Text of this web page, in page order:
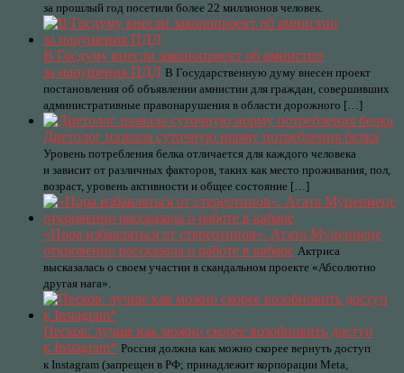
за прошлый год посетили более 22 миллионов человек.
В Госдуму внесли законопроект об амнистии
за нарушения ПДД В Государственную думу внесен проект
постановления об объявлении амнистии для граждан, совершивших
административные правонарушения в области дорожного […]
Диетолог назвала суточную норму потребления белка
Уровень потребления белка отличается для каждого человека
и зависит от различных факторов, таких как место проживания, пол,
возраст, уровень активности и общее состояние […]
«Пора избавляться от стереотипов». Агата Муцениеце
откровенно рассказала о работе в кабаре Актриса
высказалась о своем участии в скандальном проекте «Абсолютно
другая нага».
Песков: лучше как можно скорее возобновить доступ
к Instagram* Россия должна как можно скорее вернуть доступ
к Instagram (запрещен в РФ; принадлежит корпорации Meta,